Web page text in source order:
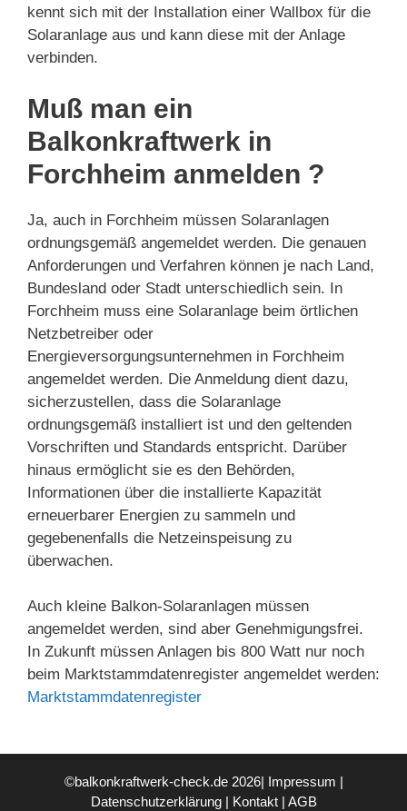
kennt sich mit der Installation einer Wallbox für die
Solaranlage aus und kann diese mit der Anlage
verbinden.
Muß man ein
Balkonkraftwerk in
Forchheim anmelden ?
Ja, auch in Forchheim müssen Solaranlagen
ordnungsgemäß angemeldet werden. Die genauen
Anforderungen und Verfahren können je nach Land,
Bundesland oder Stadt unterschiedlich sein. In
Forchheim muss eine Solaranlage beim örtlichen
Netzbetreiber oder
Energieversorgungsunternehmen in Forchheim
angemeldet werden. Die Anmeldung dient dazu,
sicherzustellen, dass die Solaranlage
ordnungsgemäß installiert ist und den geltenden
Vorschriften und Standards entspricht. Darüber
hinaus ermöglicht sie es den Behörden,
Informationen über die installierte Kapazität
erneuerbarer Energien zu sammeln und
gegebenenfalls die Netzeinspeisung zu
überwachen.
Auch kleine Balkon-Solaranlagen müssen
angemeldet werden, sind aber Genehmigungsfrei.
In Zukunft müssen Anlagen bis 800 Watt nur noch
beim Marktstammdatenregister angemeldet werden:
Marktstammdatenregister
©balkonkraftwerk-check.de 2026| Impressum |
Datenschutzerklärung| Kontakt| AGB